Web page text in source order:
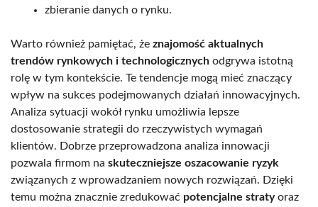
zbieranie danych o rynku.
Warto również pamiętać, że znajomość aktualnych
trendów rynkowych i technologicznych odgrywa istotną
rolę w tym kontekście. Te tendencje mogą mieć znaczący
wpływ na sukces podejmowanych działań innowacyjnych.
Analiza sytuacji wokół rynku umożliwia lepsze
dostosowanie strategii do rzeczywistych wymagań
klientów. Dobrze przeprowadzona analiza innowacji
pozwala firmom na skuteczniejsze oszacowanie ryzyk
związanych z wprowadzaniem nowych rozwiązań. Dzięki
temu można znacznie zredukować potencjalne stratyoraz